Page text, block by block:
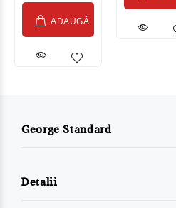
ADAUGĂ
George Standard
Detalii